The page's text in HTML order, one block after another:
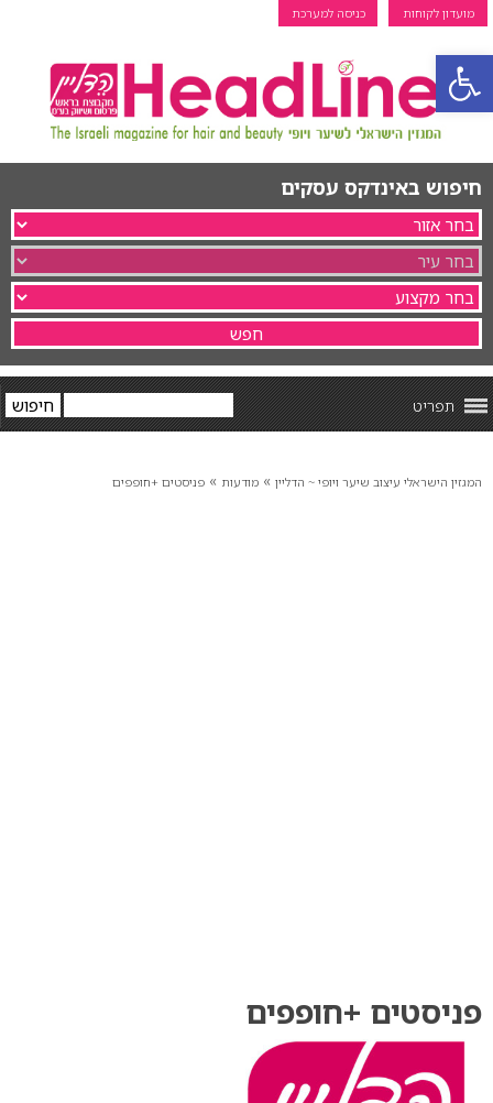
פתח סרגל נגישות
מועדון לקוחות כניסה למערכת
חיפוש באינדקס עסקים
תפריט
המגזין הישראלי עיצוב שיער ויופי ~ הדליין » מודעות » פניסטים +חופפים
פניסטים +חופפים